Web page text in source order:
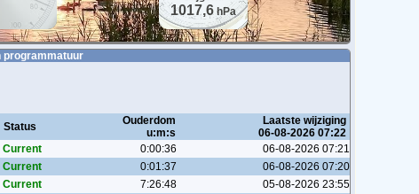
1017,6 hPa
programmatuur
Status
Ouderdom
u:m:s
Laatste wijziging
06-08-2026 07:22
Current 0:00:36
06-08-2026 07:21
Current 0:01:37
06-08-2026 07:20
Current 7:26:48
05-08-2026 23:55